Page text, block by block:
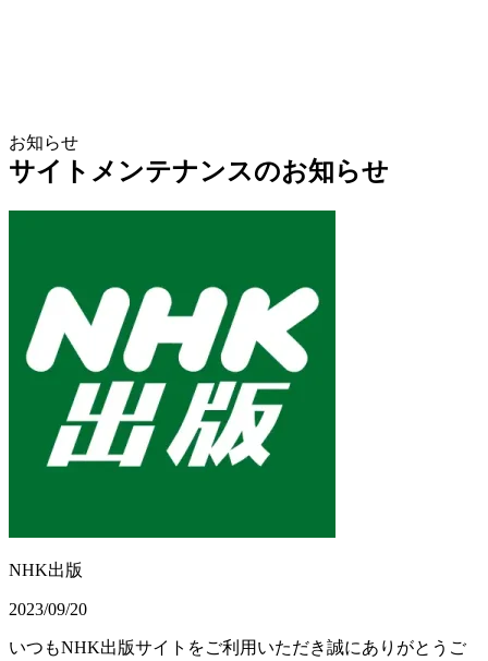
お知らせ
サイトメンテナンスのお知らせ
NHK出版
2023/09/20
いつもNHK出版サイトをご利用いただき誠にありがとうご